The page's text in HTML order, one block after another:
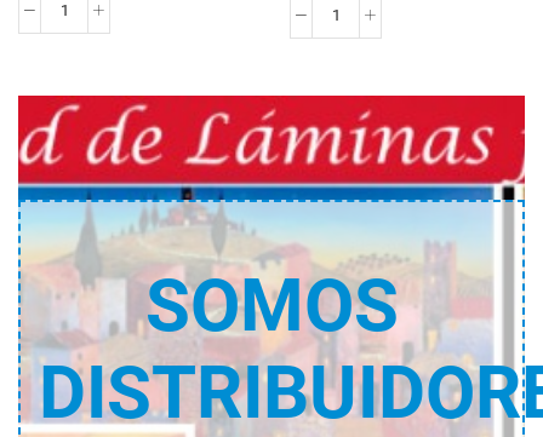
Papel
Silicona
cantidad
SOMOS